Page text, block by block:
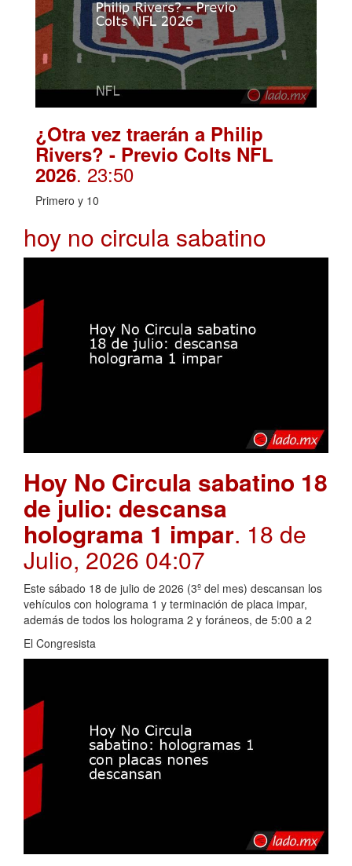
¿Otra vez traerán a Philip
Rivers? - Previo Colts NFL
2026. 23:50
Primero y 10
hoy no circula sabatino
Hoy No Circula sabatino 18
de julio: descansa
holograma 1 impar. 18 de
Julio, 2026 04:07
Este sábado 18 de julio de 2026 (3º del mes) descansan los
vehículos con holograma 1 y terminación de placa impar,
además de todos los holograma 2 y foráneos, de 5:00 a 2
El Congresista